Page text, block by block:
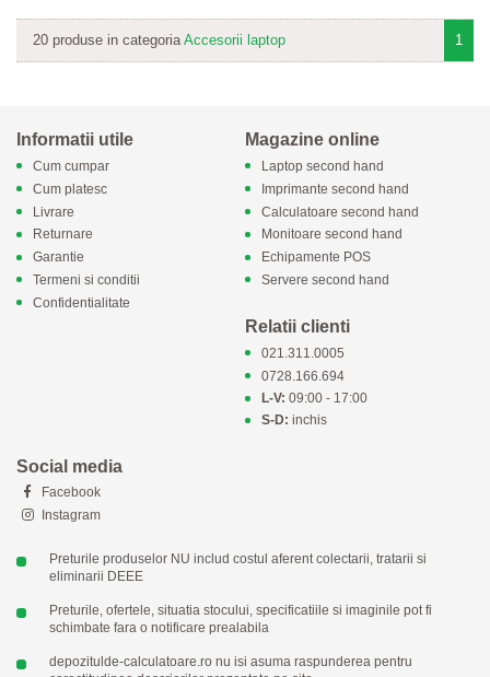
20 produse in categoriaAccesorii laptop 1
Informatii utile
Cum cumpar
Cum platesc
Livrare
Returnare
Garantie
Termeni si conditii
Confidentialitate
Magazine online
Laptop second hand
Imprimante second hand
Calculatoare second hand
Monitoare second hand
Echipamente POS
Servere second hand
Relatii clienti
021.311.0005
0728.166.694
L-V: 09:00 - 17:00
S-D: inchis
Social media
Facebook
Instagram
Preturile produselor NU includ costul aferent colectarii, tratarii si
eliminarii DEEE
Preturile, ofertele, situatia stocului, specificatiile si imaginile pot fi
schimbate fara o notificare prealabila
depozitulde-calculatoare.ro nu isi asuma raspunderea pentru